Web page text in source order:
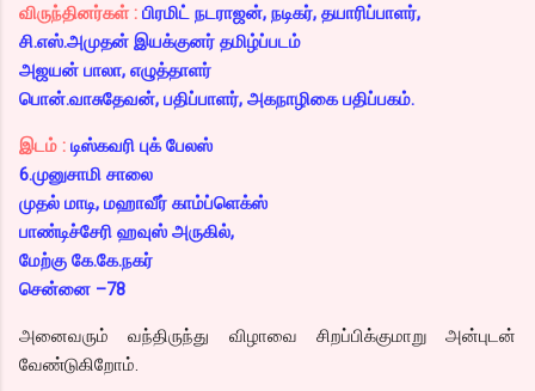
விருந்தினர்கள் : பிரமிட் நடராஜன், நடிகர், தயாரிப்பாளர்,
சி.எஸ்.அமுதன் இயக்குனர் தமிழ்ப்படம்
அஜயன் பாலா, எழுத்தாளர்
பொன்.வாசுதேவன், பதிப்பாளர், அகநாழிகை பதிப்பகம்.
இடம் : டிஸ்கவரி புக் பேலஸ்
6.முனுசாமி சாலை
முதல் மாடி, மஹாவீர் காம்ப்ளெக்ஸ்
பாண்டிச்சேரி ஹவுஸ் அருகில்,
மேற்கு கே.கே.நகர்
சென்னை –78
அனைவரும் வந்திருந்து விழாவை சிறப்பிக்குமாறு அன்புடன்
வேண்டுகிறோம்.